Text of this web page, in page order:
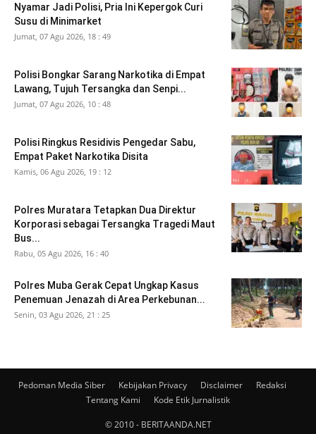
Nyamar Jadi Polisi, Pria Ini Kepergok Curi
Susu di Minimarket
Jumat, 07 Agu 2026, 18 : 49
Polisi Bongkar Sarang Narkotika di Empat
Lawang, Tujuh Tersangka dan Senpi...
Jumat, 07 Agu 2026, 10 : 48
Polisi Ringkus Residivis Pengedar Sabu,
Empat Paket Narkotika Disita
Kamis, 06 Agu 2026, 19 : 12
Polres Muratara Tetapkan Dua Direktur
Korporasi sebagai Tersangka Tragedi Maut
Bus...
Rabu, 05 Agu 2026, 16 : 40
Polres Muba Gerak Cepat Ungkap Kasus
Penemuan Jenazah di Area Perkebunan...
Senin, 03 Agu 2026, 21 : 25
Pedoman Media Siber Kebijakan Privacy Disclaimer
Redaksi
Tentang Kami
Kode Etik Jurnalistik
© 2010 - BERITAANDA.NET